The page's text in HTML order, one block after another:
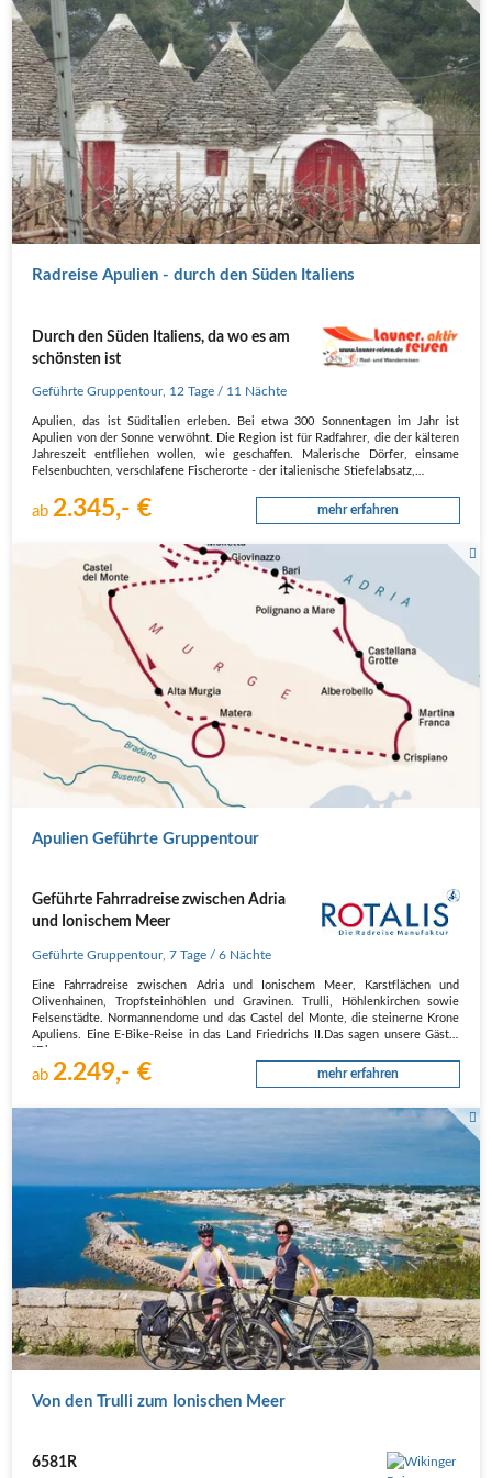
Radreise Apulien - durch den Süden Italiens
Durch den Süden Italiens, da wo es am
schönsten ist
Geführte Gruppentour, 12 Tage / 11 Nächte
Apulien, das ist Süditalien erleben. Bei etwa 300 Sonnentagen im Jahr ist
Apulien von der Sonne verwöhnt. Die Region ist für Radfahrer, die der kälteren
Jahreszeit entfliehen wollen, wie geschaffen. Malerische Dörfer, einsame
Felsenbuchten, verschlafene Fischerorte - der italienische Stiefelabsatz,…
ab2.345,- € mehr erfahren
Apulien Geführte Gruppentour
Geführte Fahrradreise zwischen Adria
und Ionischem Meer
Geführte Gruppentour,7 Tage / 6 Nächte
Eine Fahrradreise zwischen Adria und Ionischem Meer, Karstflächen und
Olivenhainen, Tropfsteinhöhlen und Gravinen. Trulli, Höhlenkirchen sowie
Felsenstädte. Normannendome und das Castel del Monte, die steinerne Krone
Apuliens. Eine E-Bike-Reise in das Land Friedrichs II.Das sagen unsere Gäste:
ab 2.249,- € mehr erfahren
Von den Trulli zum Ionischen Meer
6581R